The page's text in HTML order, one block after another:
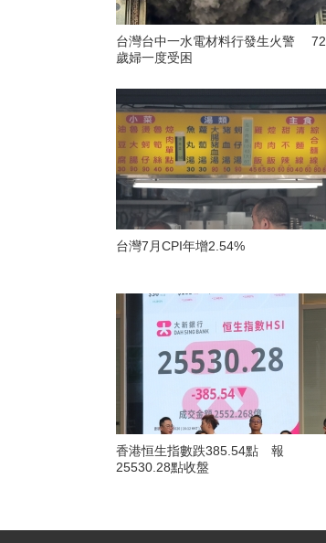
台灣台中一水電材料行發生火警 72
歲婦一度受困
台灣7月CPI年增2.54%
香港恒生指數跌385.54點 報
25530.28點收盤